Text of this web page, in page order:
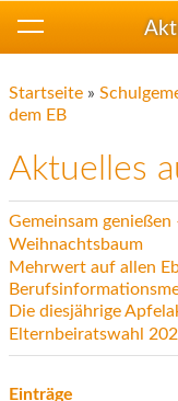
Startseite »
dem EB
Aktuelles
Gemeinsam
Weihnachtsbaum
Mehrwert auf allen
Die diesjährige
Elternbeiratswahl
Einträge